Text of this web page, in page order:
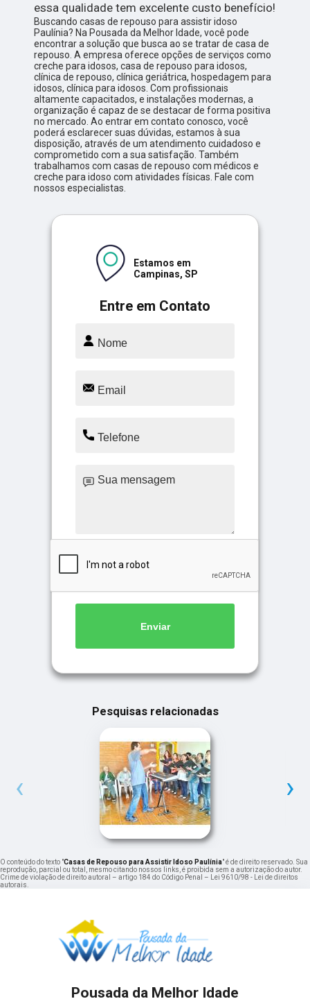
essa qualidade tem excelente custo benefício!
Buscando casas de repouso para assistir idoso
Paulínia? Na Pousada da Melhor Idade, você pode
encontrar a solução que busca ao se tratar de casa de
repouso. A empresa oferece opções de serviços como
creche para idosos, casa de repouso para idosos,
clínica de repouso, clínica geriátrica, hospedagem para
idosos, clínica para idosos. Com profissionais
altamente capacitados, e instalações modernas, a
organização é capaz de se destacar de forma positiva
no mercado. Ao entrar em contato conosco, você
poderá esclarecer suas dúvidas, estamos à sua
disposição, através de um atendimento cuidadoso e
comprometido com a sua satisfação. Também
trabalhamos com casas de repouso com médicos e
creche para idoso com atividades físicas. Fale com
nossos especialistas.
Entre em Contato
Estamos em
Campinas, SP
Enviar
Pesquisas relacionadas
‹ ›
O conteúdo do texto "Casas de Repouso para Assistir Idoso Paulínia" é de direito reservado. Sua
reprodução, parcial ou total, mesmo citando nossos links, é proibida sem a autorização do autor.
Crime de violação de direito autoral – artigo 184 do Código Penal – Lei 9610/98 - Lei de direitos
autorais.
Pousada da Melhor Idade